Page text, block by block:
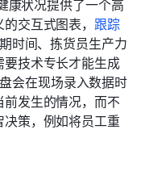
康状况提供了一个高
交互式图表，跟踪
时间、拣货员生产力
技术专长才能生成
会在现场录入数据时
发生的情况，而不
策，例如将员工重